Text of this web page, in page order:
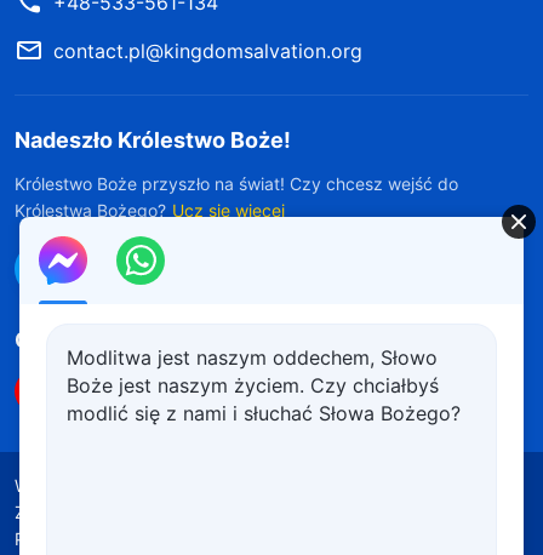
contact.pl@kingdomsalvation.org
Nadeszło Królestwo Boże!
Królestwo Boże przyszło na świat! Czy chcesz wejść do
Królestwa Bożego? Ucz się więcej
Połącz się z nami w Messengerze
Obserwuj nas
Warunki korzystania
Źródła wykorzystanych materiałów
Polityka plików cookie
Modlitwa jest naszym oddechem, Słowo
Boże jest naszym życiem. Czy chciałbyś
modlić się z nami i słuchać Słowa Bożego?